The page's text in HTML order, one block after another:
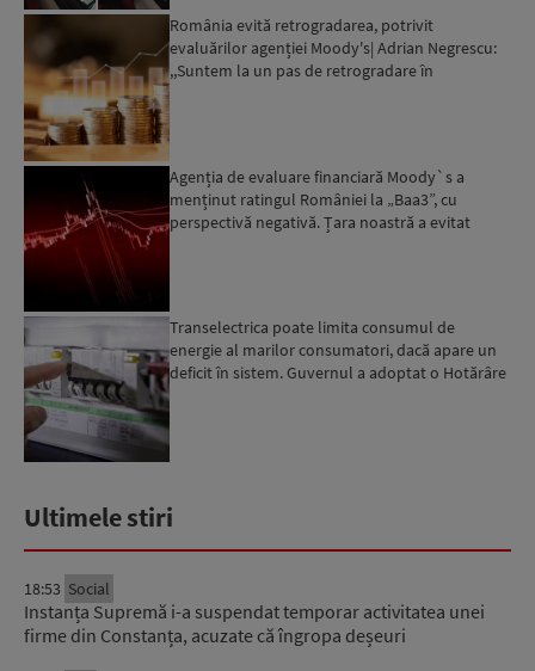
România evită retrogradarea, potrivit
evaluărilor agenției Moody's| Adrian Negrescu:
,,Suntem la un pas de retrogradare în
Agenția de evaluare financiară Moody`s a
menținut ratingul României la „Baa3”, cu
perspectivă negativă. Țara noastră a evitat
Transelectrica poate limita consumul de
energie al marilor consumatori, dacă apare un
deficit în sistem. Guvernul a adoptat o Hotărâre
Ultimele stiri
18:53 Social
Instanța Supremă i-a suspendat temporar activitatea unei
firme din Constanța, acuzate că îngropa deșeuri